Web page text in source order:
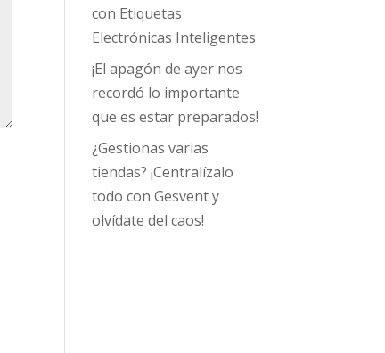
con Etiquetas
Electrónicas Inteligentes
¡El apagón de ayer nos
recordó lo importante
que es estar preparados!
¿Gestionas varias
tiendas? ¡Centralízalo
todo con Gesvent y
olvídate del caos!